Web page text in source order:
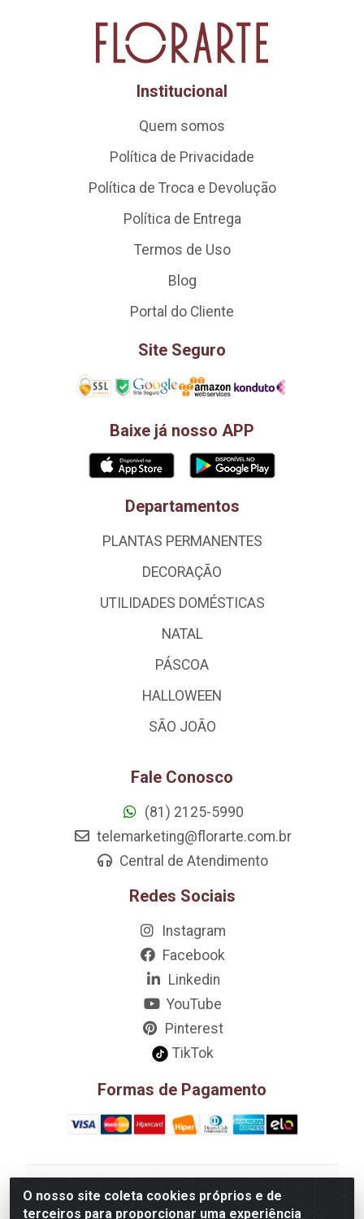
O nosso site coleta cookies próprios e de
terceiros para proporcionar uma experiência
Institucional
Quem somos
Política de Privacidade
Política de Troca e Devolução
Política de Entrega
Termos de Uso
Blog
Portal do Cliente
Site Seguro
Baixe já nosso APP
Departamentos
PLANTAS PERMANENTES
DECORAÇÃO
UTILIDADES DOMÉSTICAS
NATAL
PÁSCOA
HALLOWEEN
SÃO JOÃO
Fale Conosco
(81) 2125-5990
telemarketing@florarte.com.br
Central de Atendimento
Redes Sociais
Instagram
Facebook
Linkedin
YouTube
Pinterest
TikTok
Formas de Pagamento
D&A Decoração e Ambientação LTDA - Rua Riachão,
807 – 3A, 4A, 5A, 12A, 14A - Muribeca, Jaboatão dos